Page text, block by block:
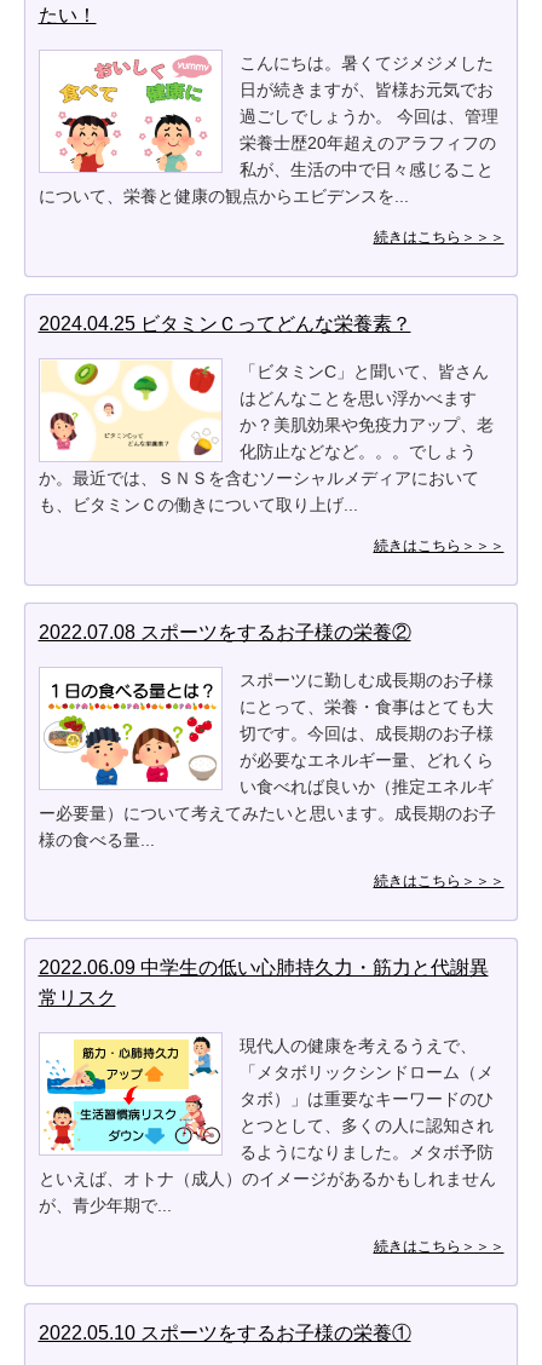
たい！
こんにちは。暑くてジメジメした
日が続きますが、皆様お元気でお
過ごしでしょうか。 今回は、管理
栄養士歴20年超えのアラフィフの
私が、生活の中で日々感じること
について、栄養と健康の観点からエビデンスを...
続きはこちら＞＞＞
2024.04.25 ビタミンＣってどんな栄養素？
「ビタミンC」と聞いて、皆さん
はどんなことを思い浮かべます
か？美肌効果や免疫力アップ、老
化防止などなど。。。でしょう
か。最近では、ＳＮＳを含むソーシャルメディアにおいて
も、ビタミンＣの働きについて取り上げ...
続きはこちら＞＞＞
2022.07.08 スポーツをするお子様の栄養②
スポーツに勤しむ成長期のお子様
にとって、栄養・食事はとても大
切です。今回は、成長期のお子様
が必要なエネルギー量、どれくら
い食べれば良いか（推定エネルギ
ー必要量）について考えてみたいと思います。成長期のお子
様の食べる量...
続きはこちら＞＞＞
2022.06.09 中学生の低い心肺持久力・筋力と代謝異
常リスク
現代人の健康を考えるうえで、
「メタボリックシンドローム（メ
タボ）」は重要なキーワードのひ
とつとして、多くの人に認知され
るようになりました。メタボ予防
といえば、オトナ（成人）のイメージがあるかもしれません
が、青少年期で...
続きはこちら＞＞＞
2022.05.10 スポーツをするお子様の栄養①